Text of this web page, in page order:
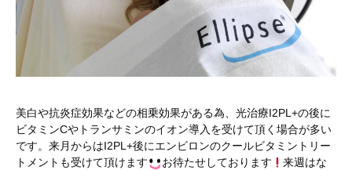
美白や抗炎症効果などの相乗効果がある為、光治療I2PL+の後に
ビタミンCやトランサミンのイオン導入を受けて頂く場合が多い
です。来月からはI2PL+後にエンビロンのクールビタミントリー
トメントも受けて頂けます
お待たせしております
来週はな